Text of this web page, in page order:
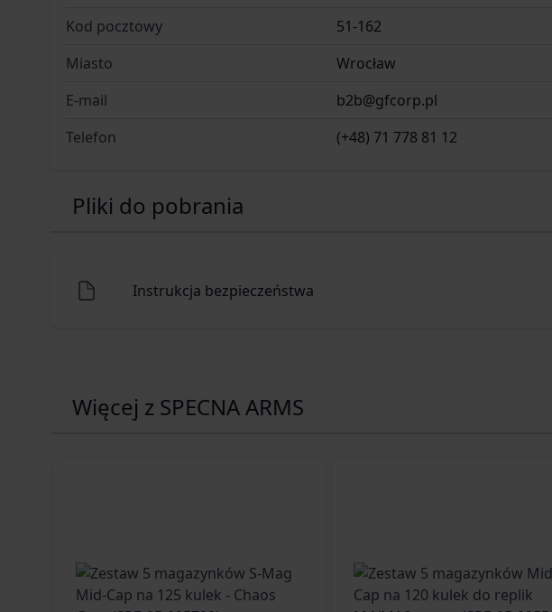
Kod pocztowy
51-162
Miasto
Wrocław
E-mail
b2b@gfcorp.pl
Telefon
(+48) 71 778 81 12
Pliki do pobrania
Instrukcja bezpieczeństwa
Więcej z SPECNA ARMS